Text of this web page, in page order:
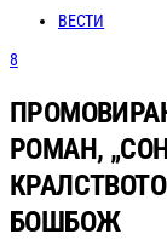
ВЕСТИ
8
РОМАН,
БОШБОЖ